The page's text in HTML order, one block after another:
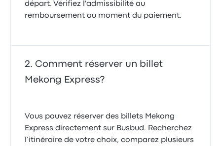
départ. Vérifiez l'admissibilité au
remboursement au moment du paiement.
Comment réserver un billet
Mekong Express?
Vous pouvez réserver des billets Mekong
Express directement sur Busbud. Recherchez
l’itinéraire de votre choix, comparez plusieurs